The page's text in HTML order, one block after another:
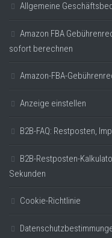
Allgemeine
Amazon FBA
sofort berechnen
Amazon-FBA-
Anzeige einstellen
B2B-FAQ: Restposten,
B2B-Restposten-
Sekunden
Cookie-Richtlinie